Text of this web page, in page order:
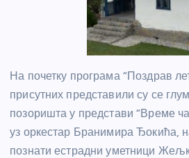
На почетку програма “Поздрав
присутних представили су се
позоришта у представи “Време
уз оркестар Бранимира Ђокића,
познати естрадни уметници